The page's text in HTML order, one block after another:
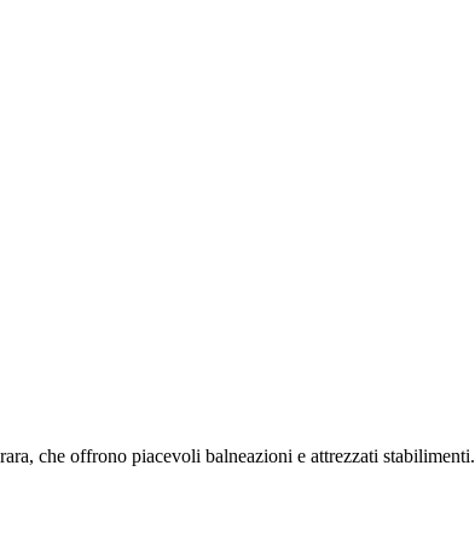
che offrono piacevoli balneazioni e attrezzati stabilimenti.